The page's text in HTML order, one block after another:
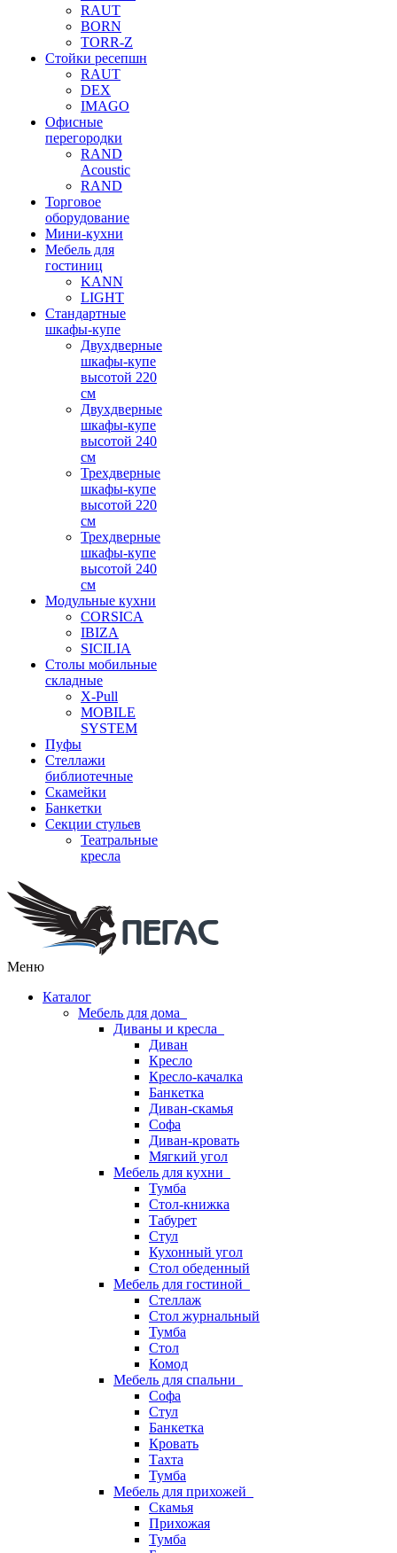
RAUT
BORN
TORR-Z
Стойки ресепшн
RAUT
DEX
IMAGO
Офисные
перегородки
RAND
Acoustic
RAND
Торговое
оборудование
Мини-кухни
Мебель для
гостиниц
KANN
LIGHT
Стандартные
шкафы-купе
Двухдверные
шкафы-купе
высотой 220
см
Двухдверные
шкафы-купе
высотой 240
см
Трехдверные
шкафы-купе
высотой 220
см
Трехдверные
шкафы-купе
высотой 240
см
Модульные кухни
CORSICA
IBIZA
SICILIA
Столы мобильные
складные
X-Pull
MOBILE
SYSTEM
Пуфы
Стеллажи
библиотечные
Скамейки
Банкетки
Секции стульев
Театральные
кресла
Меню
Каталог
Мебель для дома
Диваны и кресла
Диван
Кресло
Кресло-качалка
Банкетка
Диван-скамья
Софа
Диван-кровать
Мягкий угол
Мебель для кухни
Тумба
Стол-книжка
Табурет
Стул
Кухонный угол
Стол обеденный
Мебель для гостиной
Стеллаж
Стол журнальный
Тумба
Стол
Комод
Мебель для спальни
Софа
Стул
Банкетка
Кровать
Тахта
Тумба
Мебель для прихожей
Скамья
Прихожая
Тумба